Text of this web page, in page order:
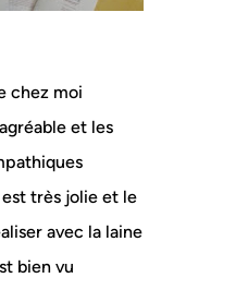
chez moi
et les
très jolie et le
avec la laine
bien vu